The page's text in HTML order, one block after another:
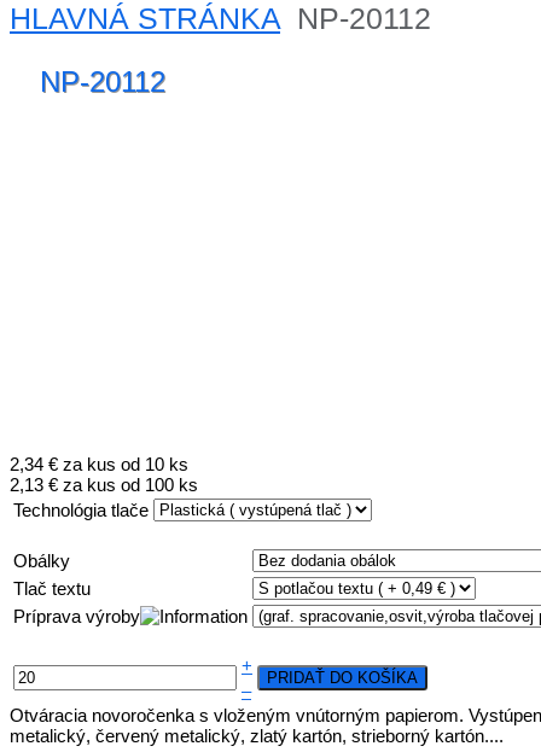
HLAVNÁ STRÁNKA NP-20112
NP-20112
2,34 € za kus od 10 ks
2,13 € za kus od 100 ks
Technológia tlače
Obálky
Tlač textu
Príprava výroby
+
–
Otváracia novoročenka s vloženým vnútorným papierom.
metalický, červený metalický, zlatý kartón, strieborný kartón....